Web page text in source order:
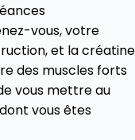
vous, votre
et la créatine
des muscles forts
vous mettre au
vous êtes